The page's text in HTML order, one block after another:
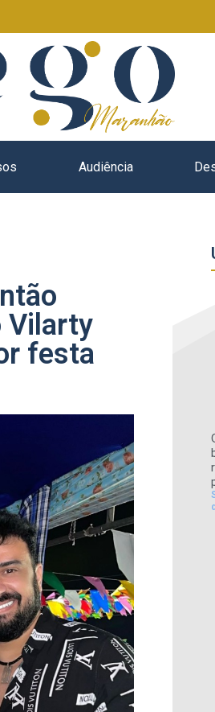
Audiência
Vilarty
festa